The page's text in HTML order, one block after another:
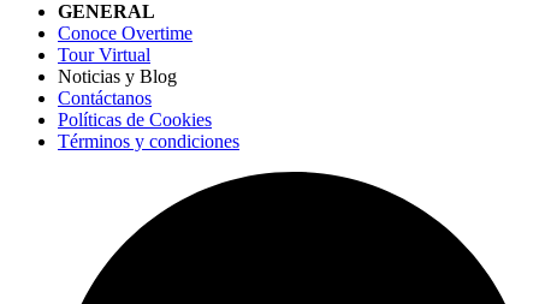
GENERAL
Conoce Overtime
Tour Virtual
Noticias y Blog
Contáctanos
Políticas de Cookies
Términos y condiciones